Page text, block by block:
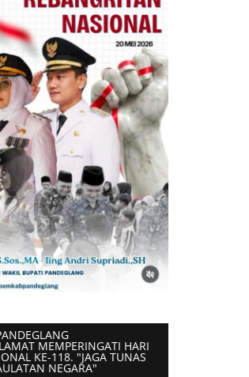
MEMPERINGATI HARI
KE-118. "JAGA TUNAS
NEGARA"